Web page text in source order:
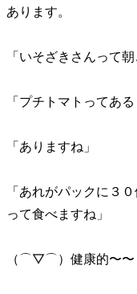
あります。
「いそざきさんって
「プチトマトってあ
「ありますね」
「あれがパックに３
って食べますね」
（⌒▽⌒）健康的〜〜